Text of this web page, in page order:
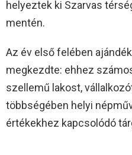
helyeztek ki Szarvas
mentén.
Az év első felében
megkezdte: ehhez
szellemű lakost,
többségében helyi
értékekhez kapcsolódó